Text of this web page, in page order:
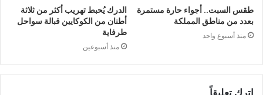
طقس السبت.. أجواء حارة مستمرة
بعدد من مناطق المملكة
منذ أسبوع واحد
الدرك يُحبط تهريب أكثر من ثلاثة
أطنان من الكوكايين قبالة سواحل
طرفاية
منذ أسبوعين